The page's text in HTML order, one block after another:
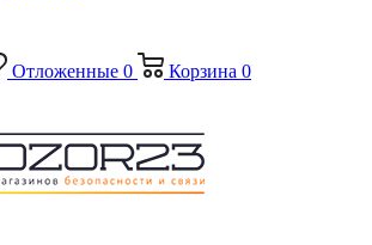
Отложенные 0 Корзина 0